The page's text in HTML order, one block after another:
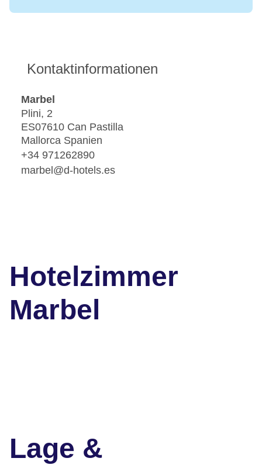
Kontaktinformationen
Marbel
Plini, 2
ES07610 Can Pastilla
Mallorca Spanien
+34 971262890
marbel@d-hotels.es
Hotelzimmer
Marbel
Lage &